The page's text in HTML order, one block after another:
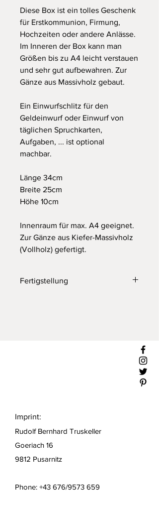
Diese Box ist ein tolles Geschenk
für Erstkommunion, Firmung,
Hochzeiten oder andere Anlässe.
Im Inneren der Box kann man
Größen bis zu A4 leicht verstauen
und sehr gut aufbewahren. Zur
Gänze aus Massivholz gebaut.
Ein Einwurfschlitz für den
Geldeinwurf oder Einwurf von
täglichen Spruchkarten,
Aufgaben, ... ist optional
machbar.
Länge 34cm
Breite 25cm
Höhe 10cm
Innenraum für max. A4 geeignet.
Zur Gänze aus Kiefer-Massivholz
(Vollholz) gefertigt.
Fertigstellung
Imprint:
Rudolf Bernhard Truskeller
Goeriach 16
9812 Pusarnitz
Phone: +43 676/9573 659